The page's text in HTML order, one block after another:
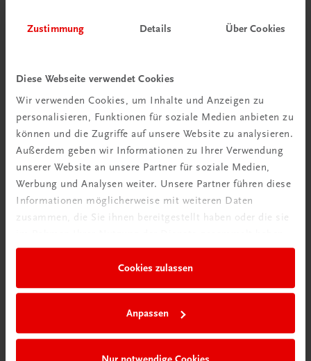
Zustimmung Details Über Cookies
Diese Webseite verwendet Cookies
Wir verwenden Cookies, um Inhalte und Anzeigen zu
personalisieren, Funktionen für soziale Medien anbieten zu
können und die Zugriffe auf unsere Website zu analysieren.
Außerdem geben wir Informationen zu Ihrer Verwendung
unserer Website an unsere Partner für soziale Medien,
Werbung und Analysen weiter. Unsere Partner führen diese
Informationen möglicherweise mit weiteren Daten
zusammen, die Sie ihnen bereitgestellt haben oder die sie
Cookies zulassen
Anpassen
Schon entdeckt?
Ratgeber Schulpraxis